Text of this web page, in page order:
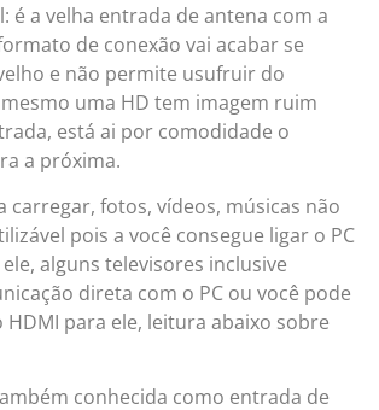
é a velha entrada de antena com a
de conexão vai acabar se
e não permite usufruir do
uma HD tem imagem ruim
está ai por comodidade o
a próxima.
carregar, fotos, vídeos, músicas não
pois a você consegue ligar o PC
alguns televisores inclusive
direta com o PC ou você pode
HDMI para ele, leitura abaixo sobre
conhecida como entrada de